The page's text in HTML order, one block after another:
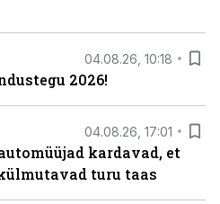
04.08.26, 10:18
2026!
04.08.26, 17:01
kardavad, et
turu taas